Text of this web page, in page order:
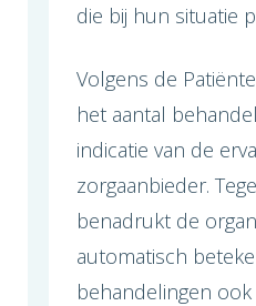
die bij hun situatie
Volgens de
het aantal
indicatie van de
zorgaanbieder.
benadrukt de
automatisch
behandelingen